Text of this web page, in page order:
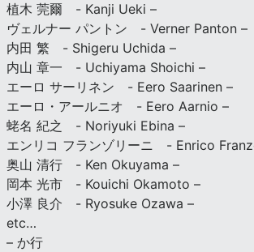
植木 莞爾 - Kanji Ueki –
ヴェルナー パントン - Verner Panton –
内田 繁 - Shigeru Uchida –
内山 章一 - Uchiyama Shoichi –
エーロ サーリネン - Eero Saarinen –
エーロ・アールニオ - Eero Aarnio –
蛯名 紀之 - Noriyuki Ebina –
エンリコ フランゾリーニ - Enrico
奥山 清行 - Ken Okuyama –
岡本 光市 - Kouichi Okamoto –
小澤 良介 - Ryosuke Ozawa –
etc…
– か行